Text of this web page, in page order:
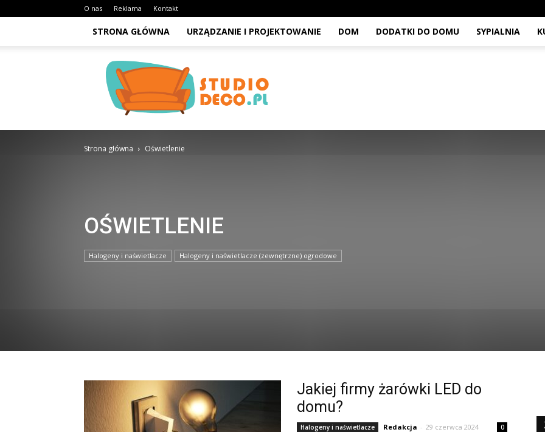
O nas Reklama Kontakt
STRONA GŁÓWNA URZĄDZANIE I PROJEKTOWANIE DOM DODATKI DO DOMU SYPIALNIA
StudioDeco.pl
Strona główna Oświetlenie
OŚWIETLENIE
Halogeny i naświetlacze Halogeny i naświetlacze (zewnętrzne) ogrodowe
Jakiej firmy żarówki LED do
domu?
Halogeny i naświetlacze Redakcja - 29 czerwca 2024 0